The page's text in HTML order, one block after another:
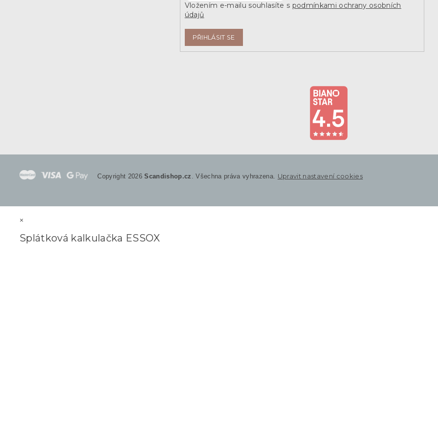
Vložením e-mailu souhlasíte s podmínkami ochrany osobních
údajů
PŘIHLÁSIT SE
Copyright 2026Scandishop.cz . Všechna práva vyhrazena. Upravit nastavení cookies
×
Splátková kalkulačka ESSOX